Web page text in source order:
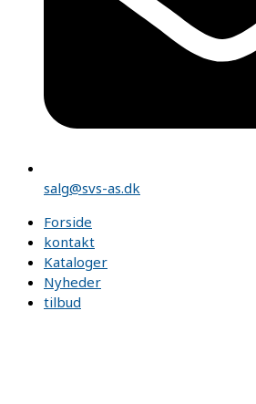
salg@svs-as.dk
Forside
kontakt
Kataloger
Nyheder
tilbud